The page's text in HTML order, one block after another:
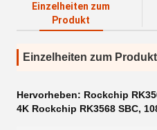
Einzelheiten zum
Produkt
Einzelheiten zum Produkt
Hervorheben: Rockchip
4K Rockchip RK3568 SBC,